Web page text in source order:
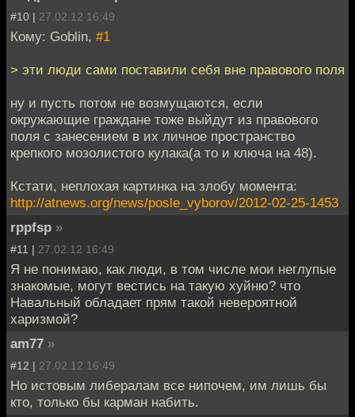
#10 | 27.02.12 16:49
Кому: Goblin, #1
> эти люди сами поставили себя вне правового поля
ну и пусть потом не возмущаются, если
окружающие граждане тоже выйдут из правового
поля с занесением в их личное пространство
крепкого мозолистого кулака(а то и ключа на 48).
Кстати, неплохая картинка на злобу момента:
http://atnews.org/news/posle_vyborov/2012-02-25-1453
rppfsp »
#11 | 27.02.12 16:49
Я не понимаю, как люди, в том числе мои неглупые
знакомые, могут вестись на такую хуйню? что
Навальный обладает прям такой невероятной
харизмой?
am77 »
#12 | 27.02.12 16:49
Но истовым либералам все нипочем, им лишь бы
кто, только бы карман набить.